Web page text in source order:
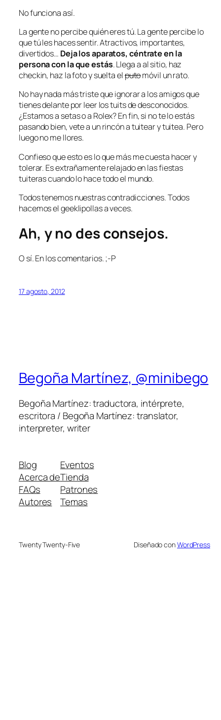
No funciona así.
La gente no percibe quién eres tú. La gente percibe lo
que tú les haces sentir. Atractivos, importantes,
divertidos… Deja los aparatos, céntrate en la
persona con la que estás. Llega a al sitio, haz
checkin, haz la foto y suelta elputomóvil un rato.
No hay nada más triste que ignorar a los amigos que
tienes delante por leer los tuits de desconocidos.
¿Estamos a setas o a Rolex? En fin, si no te lo estás
pasando bien, vete a un rincón a tuitear y tuitea. Pero
luego no me llores.
Confieso que esto es lo que más me cuesta hacer y
tolerar. Es extrañamente relajado en las fiestas
tuiteras cuando lo hacetodoel mundo.
Todos tenemos nuestras contradicciones. Todos
hacemos elgeeklipollasa veces.
Ah, y no des consejos.
O sí. En los comentarios. ;-P
17 agosto, 2012
Begoña Martínez, @minibego
Begoña Martínez: traductora, intérprete,
escritora / Begoña Martínez: translator,
interpreter, writer
Blog
Acerca de
FAQs
Autores
Eventos
Tienda
Patrones
Temas
Twenty Twenty-Five Diseñado conWordPress